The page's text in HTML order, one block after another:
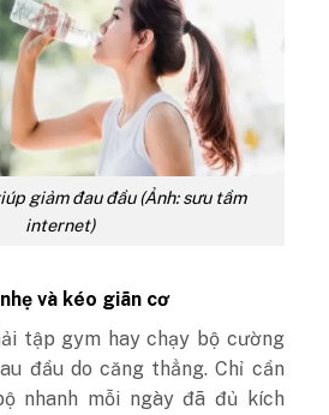
giảm đau đầu (Ảnh: sưu tầm
internet)
và kéo giãn cơ
tập gym hay chạy bộ cường
đầu do căng thẳng. Chỉ cần
nhanh mỗi ngày đã đủ kích